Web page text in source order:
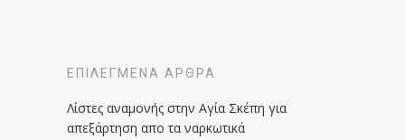
ΕΠΙΛΕΓΜΈΝΑ ΆΡΘΡΑ
Λίστες αναμονής στην Αγία Σκέπη για
απεξάρτηση απο τα ναρκωτικά